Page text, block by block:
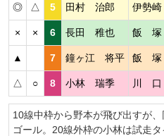
◎ △ 5 田村 治郎 伊勢崎
× × 6 長田 稚也 飯 塚
▲ 7 鐘ヶ江 将平 飯 塚
△ ○ 8 小林 瑞季 川 口
10線中枠から野本が飛び出すが
ゴール。20線外枠の小林は試走